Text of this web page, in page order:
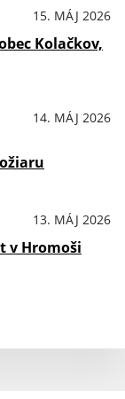
15. MÁJ 2026
Kolačkov,
14. MÁJ 2026
13. MÁJ 2026
v Hromoši